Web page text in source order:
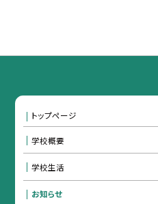
トップページ
学校概要
学校生活
お知らせ